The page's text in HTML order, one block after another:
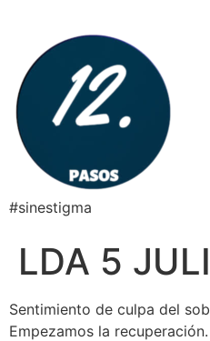
#sinestigma
LDA 5
Sentimiento de culpa del
Empezamos la